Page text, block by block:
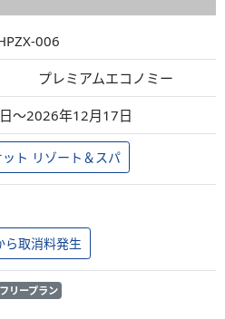
006
プレミアムエコノミー
～2026年12月17日
ト リゾート＆スパ
ら取消料発生
フリープラン